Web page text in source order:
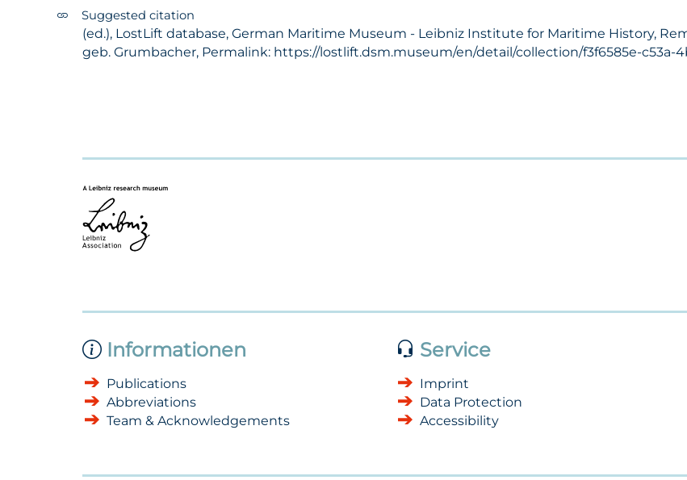
Suggested citation
(ed.), LostLift database, German Maritime Museum - Leibniz Institute for Maritime History,
geb. Grumbacher, Permalink: https://lostlift.dsm.museum/en/detail/collection/f3f6585e-c53a-
Informationen
Publications
Abbreviations
Team & Acknowledgements
Service
Imprint
Data Protection
Accessibility